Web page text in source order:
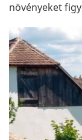
növényeket